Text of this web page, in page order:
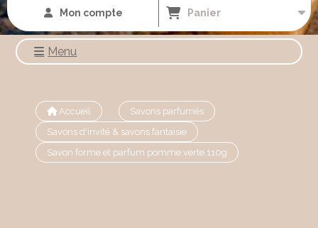
Mon compte Panier
Menu
Accueil
Savons parfumés
Savons d'invité & savons fantaisie
Savon forme et parfum pomme verte 110g